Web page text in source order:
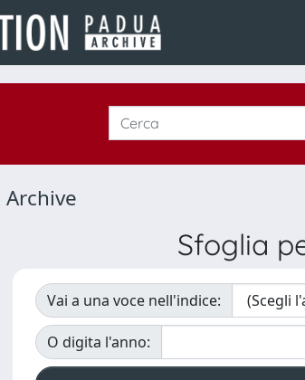
Sfoglia
Vai a una voce nell'indice:
O digita l'anno: